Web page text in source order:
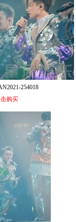
254018
购买